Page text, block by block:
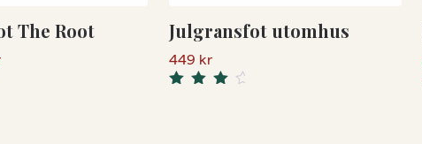
The Root Julgransfot utomhus
449 kr